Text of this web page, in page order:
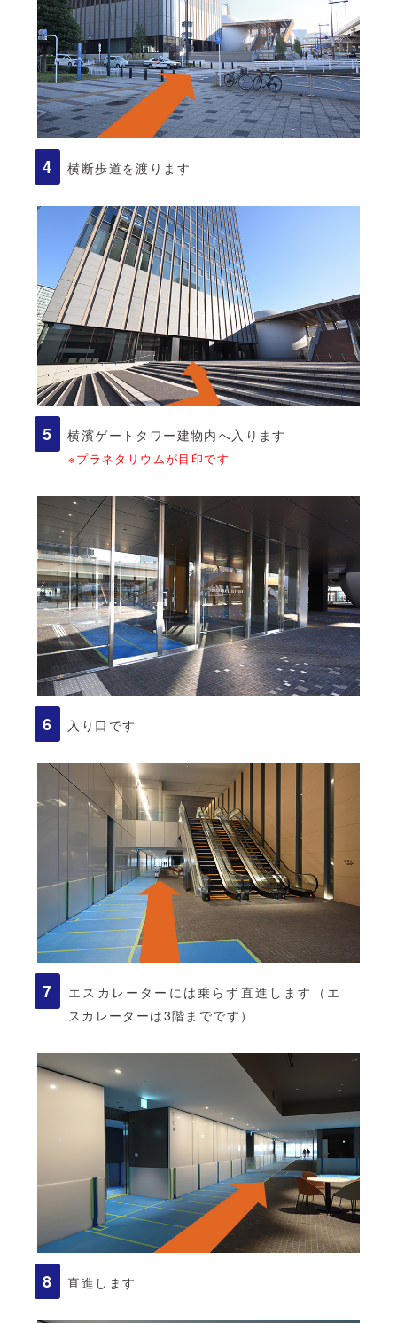
横断歩道を渡ります
横濱ゲートタワー建物内へ入ります
※プラネタリウムが目印です
入り口です
エスカレーターには乗らず直進します（エ
スカレーターは3階までです）
直進します